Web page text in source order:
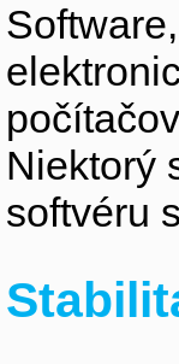
Niektorý
softvéru